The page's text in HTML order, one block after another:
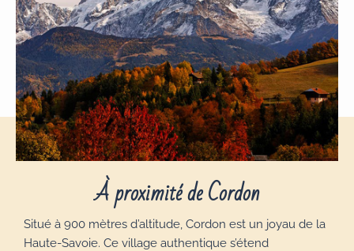
À proximité de Cordon
Situé à 900 mètres d’altitude, Cordon est un joyau de la
Haute-Savoie. Ce village authentique s’étend